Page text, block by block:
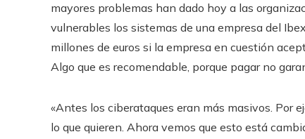
mayores problemas han dado hoy a las
vulnerables los sistemas de una empresa del
millones de euros si la empresa en cuestión
Algo que es recomendable, porque pagar no
«Antes los ciberataques eran más masivos. Por
lo que quieren. Ahora vemos que esto está